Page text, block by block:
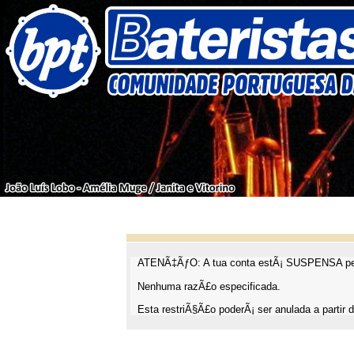
ATENÃ‡ÃƒO: A tua conta estÃ¡ SUSPENSA
Nenhuma razÃ£o especificada.
Esta restriÃ§Ã£o poderÃ¡ ser anulada a partir